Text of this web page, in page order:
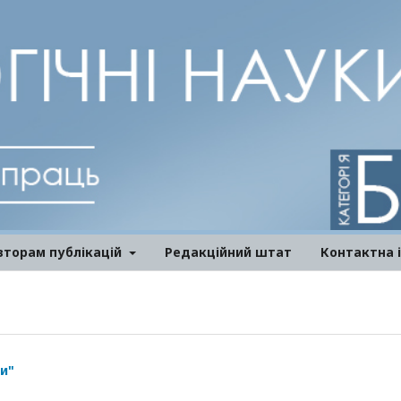
публікацій Редакційний штат Контактна